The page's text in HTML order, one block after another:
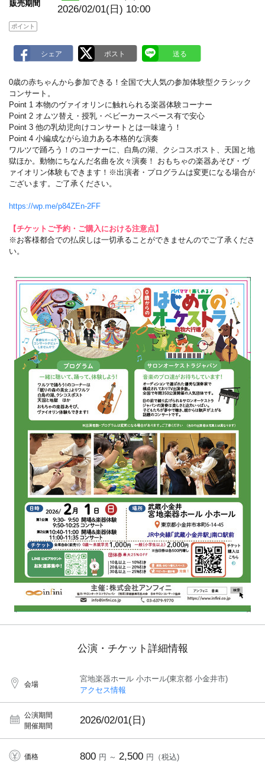
販売期間
2026/02/01(日) 10:00
ポイント
0歳の赤ちゃんから参加できる！全国で大人気の参加体験型クラシック
コンサート。
Point 1 本物のヴァイオリンに触れられる楽器体験コーナー
Point 2 オムツ替え・授乳・ベビーカースペース有で安心
Point 3 他の乳幼児向けコンサートとは一味違う！
Point 4 小編成ながら迫力ある本格的な演奏
ワルツで踊ろう！のコーナーに、白鳥の湖、クシコスポスト、天国と地
獄ほか。動物にちなんだ名曲を次々演奏！ おもちゃの楽器あそび・ヴ
ァイオリン体験もできます！※出演者・プログラムは変更になる場合が
ございます。ご了承ください。
https://wp.me/p84ZEn-2FF
【チケットご予約・ご購入における注意点】
※お客様都合での払戻しは一切承ることができませんのでご了承くださ
い。
公演・チケット詳細情報
会場
宮地楽器ホール 小ホール(東京都 小金井市)
アクセス情報
公演期間
開催期間
2026/02/01(日)
価格 800 円 ～ 2,500 円（税込)